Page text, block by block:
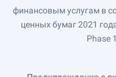
финансовым услугам в
ценных бумаг 2021
Phase